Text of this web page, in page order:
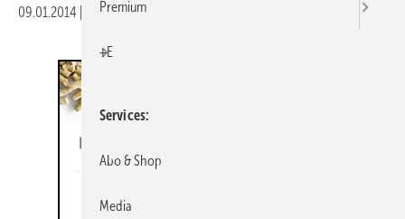
09.01.2014 Veröffentlicht in
Premium
+E
Services
Abo & Shop
Media